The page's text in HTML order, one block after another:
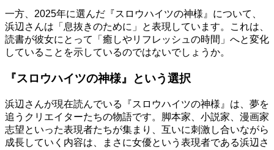
一方、2025年に選んだ『スロウハイツの神様』について、
浜辺さんは「息抜きのために」と表現しています。これは、
読書が彼女にとって「癒しやリフレッシュの時間」へと変化
していることを示しているのではないでしょうか。
『スロウハイツの神様』という選択
浜辺さんが現在読んでいる『スロウハイツの神様』は、夢を
追うクリエイターたちの物語です。脚本家、小説家、漫画家
志望といった表現者たちが集まり、互いに刺激し合いながら
成長していく内容は、まさに女優という表現者である浜辺さ